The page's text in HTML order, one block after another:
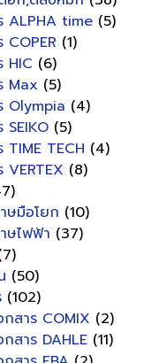
ALPHA time (5)
(1)
HIC (6)
Max (5)
Olympia (4)
SEIKO (5)
TIME TECH (4)
VERTEX (8)
ษมือโยก (10)
ษไฟฟ้า (37)
(50)
(102)
กสาร COMIX (2)
กสาร DAHLE (11)